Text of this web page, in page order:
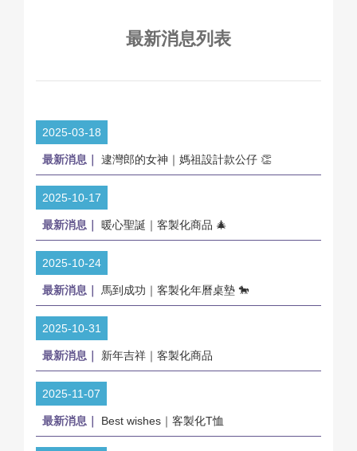
最新消息列表
2025-03-18
最新消息｜ 逮灣郎的女神｜媽祖設計款公仔 👏
2025-10-17
最新消息｜ 暖心聖誕｜客製化商品 🎄
2025-10-24
最新消息｜ 馬到成功｜客製化年曆桌墊 🐎
2025-10-31
最新消息｜ 新年吉祥｜客製化商品
2025-11-07
最新消息｜ Best wishes｜客製化T恤